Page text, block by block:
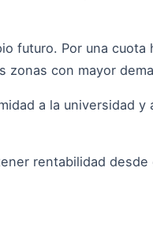
futuro. Por una cuota
con mayor
a la universidad y
rentabilidad